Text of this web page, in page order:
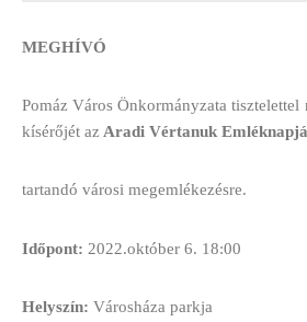
MEGHÍVÓ
Pomáz Város Önkormányzata
kísérőjét az Aradi Vértanuk
tartandó városi megemlékezésre.
Időpont: 2022.október 6. 18:00
Helyszín: Városháza parkja